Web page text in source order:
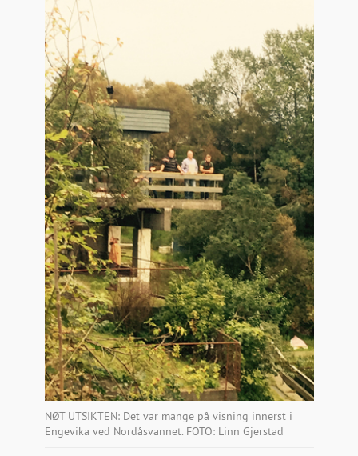
NØT UTSIKTEN: Det var mange på visning innerst i
Engevika ved Nordåsvannet. FOTO: Linn Gjerstad